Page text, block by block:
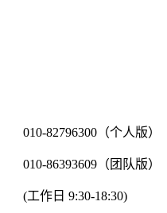
010-82796300（个人版）
010-86393609（团队版）
(工作日 9:30-18:30)